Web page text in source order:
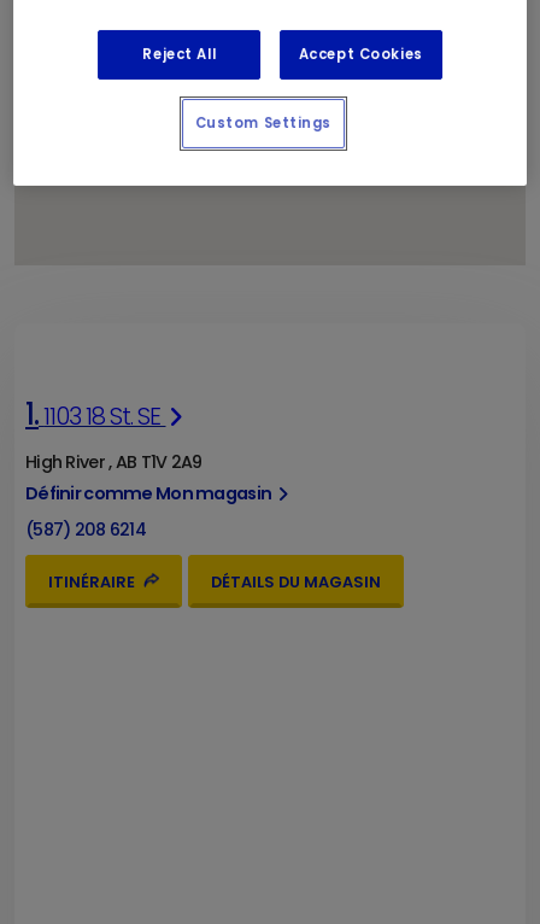
1.1103 18 St. SE
High River , AB T1V 2A9
Définir comme Mon magasin
(587) 208 6214
ITINÉRAIRE DÉTAILS DU MAGASIN
Reject All Accept Cookies
Custom Settings